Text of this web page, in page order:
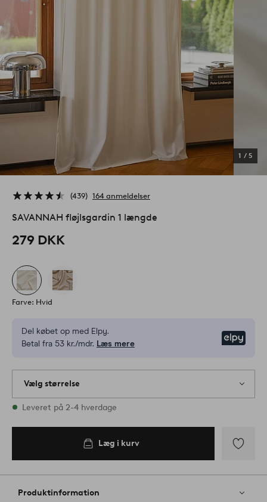
1 / 5
439 164 anmeldelser
SAVANNAH fløjlsgardin 1 længde
279 DKK
Farve: Hvid
Del købet op med Elpy.
Betal fra 53 kr./mdr. Læs mere
Vælg størrelse
2 størrelser er på lager
Leveret på 2-4 hverdage
Læg i kurv
til
Produktinformation